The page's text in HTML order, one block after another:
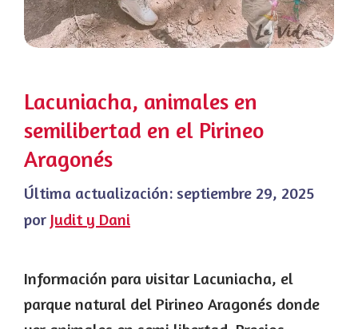
Lacuniacha, animales en
semilibertad en el Pirineo
Aragonés
Última actualización: septiembre 29, 2025
por Judit y Dani
Información para visitar Lacuniacha, el
parque natural del Pirineo Aragonés donde